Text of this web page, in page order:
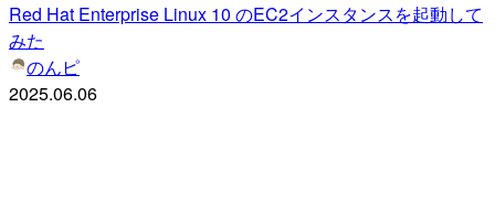
Red Hat Enterprise Linux 10 のEC2インスタンスを起動して
みた
のんピ
2025.06.06